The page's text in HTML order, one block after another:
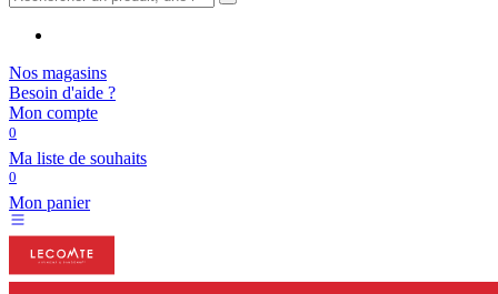
Nos magasins
Besoin d'aide ?
Mon compte
0
Ma liste de souhaits
0
Mon panier